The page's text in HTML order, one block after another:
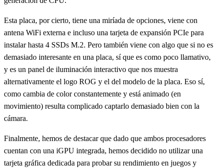
Esta placa, por cierto, tiene una miríada de opciones, viene con
antena WiFi externa e incluso una tarjeta de expansión PCIe para
instalar hasta 4 SSDs M.2. Pero también viene con algo que si no es
demasiado interesante en una placa, sí que es como poco llamativo,
y es un panel de iluminación interactivo que nos muestra
alternativamente el logo ROG y el del modelo de la placa. Eso sí,
como cambia de color constantemente y está animado (en
movimiento) resulta complicado captarlo demasiado bien con la
cámara.
Finalmente, hemos de destacar que dado que ambos procesadores
cuentan con una iGPU integrada, hemos decidido no utilizar una
tarjeta gráfica dedicada para probar su rendimiento en juegos y